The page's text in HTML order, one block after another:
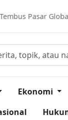
Daftar Jadi
Ekonomi